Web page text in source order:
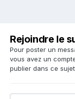
Rejoindre le
Pour poster un
vous avez un
publier dans ce